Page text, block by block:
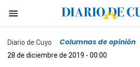
Diario de Cuyo Columnas de opinión
28 de diciembre de 2019 - 00:00